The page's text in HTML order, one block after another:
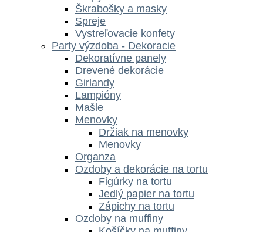
Škrabošky a masky
Spreje
Vystreľovacie konfety
Party výzdoba - Dekoracie
Dekoratívne panely
Drevené dekorácie
Girlandy
Lampióny
Mašle
Menovky
Držiak na menovky
Menovky
Organza
Ozdoby a dekorácie na tortu
Figúrky na tortu
Jedlý papier na tortu
Zápichy na tortu
Ozdoby na muffiny